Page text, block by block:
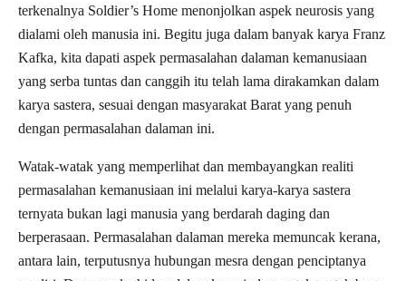
terkenalnya Soldier’s Home menonjolkan aspek neurosis yang
dialami oleh manusia ini. Begitu juga dalam banyak karya Franz
Kafka, kita dapati aspek permasalahan dalaman kemanusiaan
yang serba tuntas dan canggih itu telah lama dirakamkan dalam
karya sastera, sesuai dengan masyarakat Barat yang penuh
dengan permasalahan dalaman ini.
Watak-watak yang memperlihat dan membayangkan realiti
permasalahan kemanusiaan ini melalui karya-karya sastera
ternyata bukan lagi manusia yang berdarah daging dan
berperasaan. Permasalahan dalaman mereka memuncak kerana,
antara lain, terputusnya hubungan mesra dengan penciptanya